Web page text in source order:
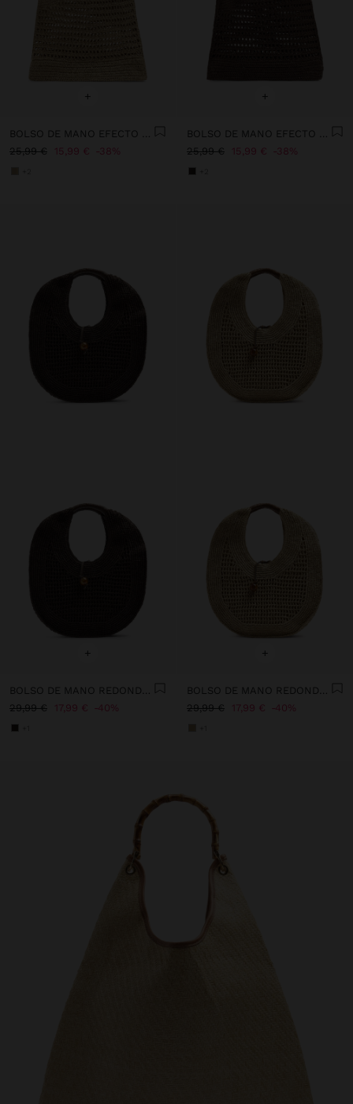
+
25,99 €
15,99 € 38%
+
25,99 €
15,99 € 38%
+
BOLSO DE MANO REDONDEADO EFECTO RAFIA L
29,99 €
17,99 € 40%
+
BOLSO DE MANO REDONDEADO EFECTO RAFIA L
29,99 €
17,99 € 40%